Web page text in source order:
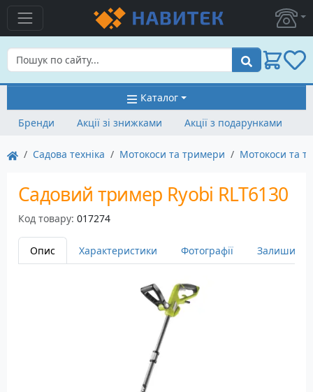
Пошук
Каталог
Бренди
Акції зі знижками Акції з подарунками
Садова техніка Мотокоси та тримери Мотокоси та
Садовий тример Ryobi RLT6130
Код товару: 017274
Опис Характеристики Фотографії Залишити